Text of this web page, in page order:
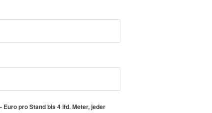
pro Stand bis 4 lfd. Meter, jeder